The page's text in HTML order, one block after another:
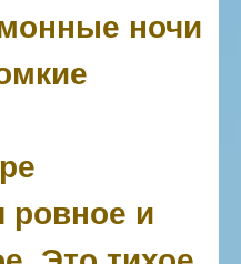
ночи
ровное и